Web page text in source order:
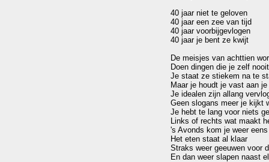
40 jaar niet te geloven
40 jaar een zee van tijd
40 jaar voorbijgevlogen
40 jaar je bent ze kwijt
De meisjes van achttien
Doen dingen die je zelf
Je staat ze stiekem na te
Maar je houdt je vast aan
Je idealen zijn allang
Geen slogans meer je kijkt
Je hebt te lang voor niets
Links of rechts wat maakt
's Avonds kom je weer
Het eten staat al klaar
Straks weer geeuwen voor
En dan weer slapen naast